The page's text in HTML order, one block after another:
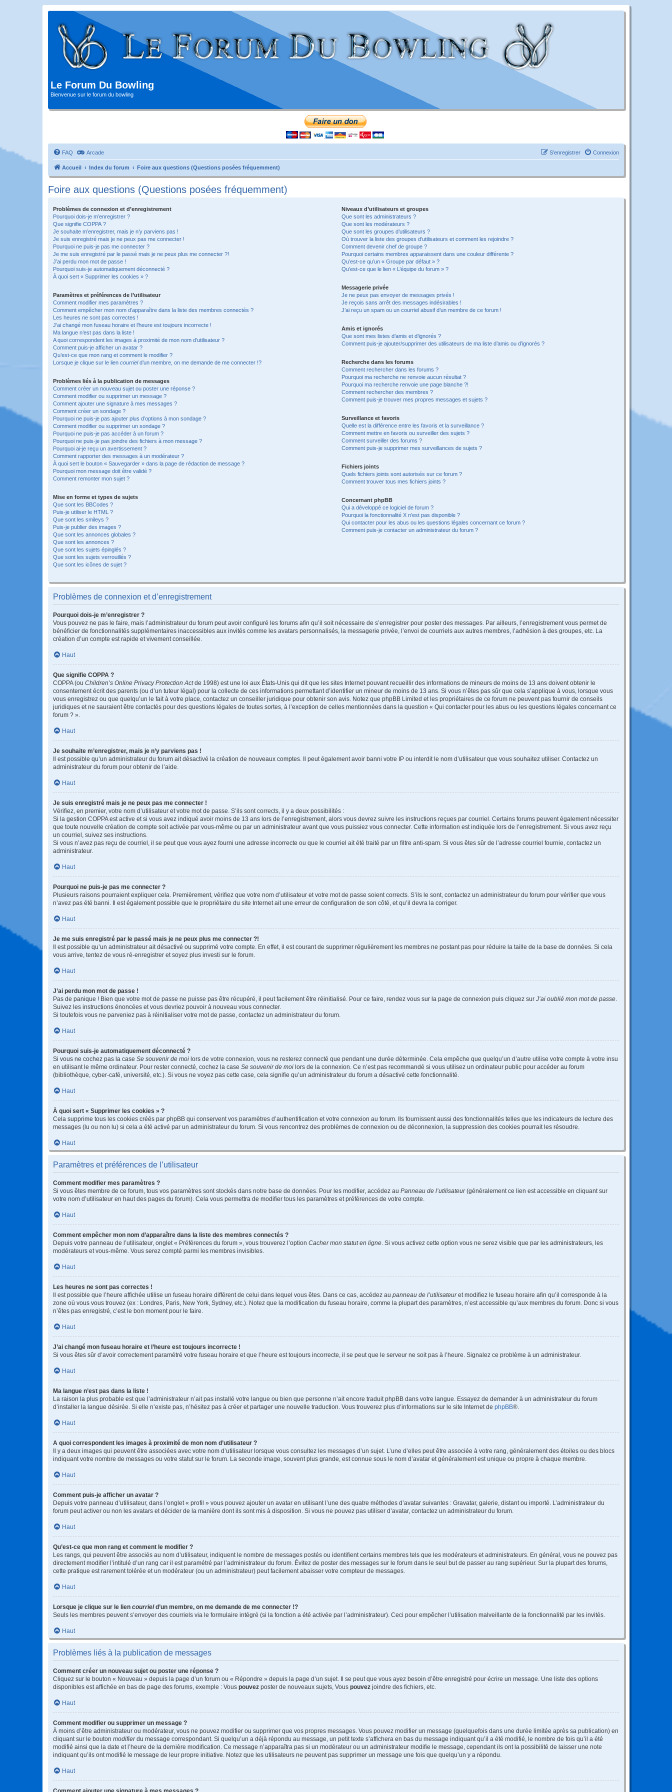
Le Forum Du Bowling
Bienvenue sur le forum du bowling
FAQ Arcade Connexion
S’enregistrer
Accueil Index du forum Foire aux questions (Questions posées fréquemment)
Foire aux questions (Questions posées fréquemment)
Problèmes de connexion et d’enregistrement
Pourquoi dois-je m’enregistrer ?
Que signifie COPPA ?
Je souhaite m’enregistrer, mais je n’y parviens pas !
Je suis enregistré mais je ne peux pas me connecter !
Pourquoi ne puis-je pas me connecter ?
Je me suis enregistré par le passé mais je ne peux plus me connecter ?!
J’ai perdu mon mot de passe !
Pourquoi suis-je automatiquement déconnecté ?
À quoi sert « Supprimer les cookies » ?
Paramètres et préférences de l’utilisateur
Comment modifier mes paramètres ?
Comment empêcher mon nom d’apparaître dans la liste des membres connectés ?
Les heures ne sont pas correctes !
J’ai changé mon fuseau horaire et l’heure est toujours incorrecte !
Ma langue n’est pas dans la liste !
A quoi correspondent les images à proximité de mon nom d’utilisateur ?
Comment puis-je afficher un avatar ?
Qu’est-ce que mon rang et comment le modifier ?
Lorsque je clique sur le lien courrield’un membre, on me demande de me connecter !?
Problèmes liés à la publication de messages
Comment créer un nouveau sujet ou poster une réponse ?
Comment modifier ou supprimer un message ?
Comment ajouter une signature à mes messages ?
Comment créer un sondage ?
Pourquoi ne puis-je pas ajouter plus d’options à mon sondage ?
Comment modifier ou supprimer un sondage ?
Pourquoi ne puis-je pas accéder à un forum ?
Pourquoi ne puis-je pas joindre des fichiers à mon message ?
Pourquoi ai-je reçu un avertissement ?
Comment rapporter des messages à un modérateur ?
À quoi sert le bouton « Sauvegarder » dans la page de rédaction de message ?
Pourquoi mon message doit être validé ?
Comment remonter mon sujet ?
Mise en forme et types de sujets
Que sont les BBCodes ?
Puis-je utiliser le HTML ?
Que sont les smileys ?
Puis-je publier des images ?
Que sont les annonces globales ?
Que sont les annonces ?
Que sont les sujets épinglés ?
Que sont les sujets verrouillés ?
Que sont les icônes de sujet ?
Niveaux d’utilisateurs et groupes
Que sont les administrateurs ?
Que sont les modérateurs ?
Que sont les groupes d’utilisateurs ?
Où trouver la liste des groupes d’utilisateurs et comment les rejoindre ?
Comment devenir chef de groupe ?
Pourquoi certains membres apparaissent dans une couleur différente ?
Qu’est-ce qu’un « Groupe par défaut » ?
Qu’est-ce que le lien « L’équipe du forum » ?
Messagerie privée
Je ne peux pas envoyer de messages privés !
Je reçois sans arrêt des messages indésirables !
J’ai reçu un spam ou un courriel abusif d’un membre de ce forum !
Amis et ignorés
Que sont mes listes d’amis et d’ignorés ?
Comment puis-je ajouter/supprimer des utilisateurs de ma liste d’amis ou d’ignorés ?
Recherche dans les forums
Comment rechercher dans les forums ?
Pourquoi ma recherche ne renvoie aucun résultat ?
Pourquoi ma recherche renvoie une page blanche ?!
Comment rechercher des membres ?
Comment puis-je trouver mes propres messages et sujets ?
Surveillance et favoris
Quelle est la différence entre les favoris et la surveillance ?
Comment mettre en favoris ou surveiller des sujets ?
Comment surveiller des forums ?
Comment puis-je supprimer mes surveillances de sujets ?
Fichiers joints
Quels fichiers joints sont autorisés sur ce forum ?
Comment trouver tous mes fichiers joints ?
Concernant phpBB
Qui a développé ce logiciel de forum ?
Pourquoi la fonctionnalité X n’est pas disponible ?
Qui contacter pour les abus ou les questions légales concernant ce forum ?
Comment puis-je contacter un administrateur du forum ?
Problèmes de connexion et d’enregistrement
Pourquoi dois-je m’enregistrer ?
Vous pouvez ne pas le faire, mais l’administrateur du forum peut avoir configuré les forums afin qu’il soit nécessaire de s’enregistrer pour poster des messages. Par ailleurs, l’enregistrement vous permet de
bénéficier de fonctionnalités supplémentaires inaccessibles aux invités comme les avatars personnalisés, la messagerie privée, l’envoi de courriels aux autres membres, l’adhésion à des groupes, etc. La
création d’un compte est rapide et vivement conseillée.
Haut
Que signifie COPPA ?
COPPA (ou Children’s Online Privacy Protection Actde 1998) est une loi aux États-Unis qui dit que les sites Internet pouvant recueillir des informations de mineurs de moins de 13 ans doivent obtenir le
consentement écrit des parents (ou d’un tuteur légal) pour la collecte de ces informations permettant d’identifier un mineur de moins de 13 ans. Si vous n’êtes pas sûr que cela s’applique à vous, lorsque vous
vous enregistrez ou que quelqu’un le fait à votre place, contactez un conseiller juridique pour obtenir son avis. Notez que phpBB Limited et les propriétaires de ce forum ne peuvent pas fournir de conseils
juridiques et ne sauraient être contactés pour des questions légales de toutes sortes, à l’exception de celles mentionnées dans la question « Qui contacter pour les abus ou les questions légales concernant ce
forum ? ».
Haut
Je souhaite m’enregistrer, mais je n’y parviens pas !
Il est possible qu’un administrateur du forum ait désactivé la création de nouveaux comptes. Il peut également avoir banni votre IP ou interdit le nom d’utilisateur que vous souhaitez utiliser. Contactez un
administrateur du forum pour obtenir de l’aide.
Haut
Je suis enregistré mais je ne peux pas me connecter !
Vérifiez, en premier, votre nom d’utilisateur et votre mot de passe. S’ils sont corrects, il y a deux possibilités :
Si la gestion COPPA est active et si vous avez indiqué avoir moins de 13 ans lors de l’enregistrement, alors vous devrez suivre les instructions reçues par courriel. Certains forums peuvent également nécessiter
que toute nouvelle création de compte soit activée par vous-même ou par un administrateur avant que vous puissiez vous connecter. Cette information est indiquée lors de l’enregistrement. Si vous avez reçu
un courriel, suivez ses instructions.
Si vous n’avez pas reçu de courriel, il se peut que vous ayez fourni une adresse incorrecte ou que le courriel ait été traité par un filtre anti-spam. Si vous êtes sûr de l’adresse courriel fournie, contactez un
administrateur.
Haut
Pourquoi ne puis-je pas me connecter ?
Plusieurs raisons pourraient expliquer cela. Premièrement, vérifiez que votre nom d’utilisateur et votre mot de passe soient corrects. S’ils le sont, contactez un administrateur du forum pour vérifier que vous
n’avez pas été banni. Il est également possible que le propriétaire du site Internet ait une erreur de configuration de son côté, et qu’il devra la corriger.
Haut
Je me suis enregistré par le passé mais je ne peux plus me connecter ?!
Il est possible qu’un administrateur ait désactivé ou supprimé votre compte. En effet, il est courant de supprimer régulièrement les membres ne postant pas pour réduire la taille de la base de données. Si cela
vous arrive, tentez de vous ré-enregistrer et soyez plus investi sur le forum.
Haut
J’ai perdu mon mot de passe !
Pas de panique ! Bien que votre mot de passe ne puisse pas être récupéré, il peut facilement être réinitialisé. Pour ce faire, rendez vous sur la page de connexion puis cliquez sur J’ai oublié mon mot de passe
Suivez les instructions énoncées et vous devriez pouvoir à nouveau vous connecter.
Si toutefois vous ne parveniez pas à réinitialiser votre mot de passe, contactez un administrateur du forum.
Haut
Pourquoi suis-je automatiquement déconnecté ?
Si vous ne cochez pas la case Se souvenir de moi lors de votre connexion, vous ne resterez connecté que pendant une durée déterminée. Cela empêche que quelqu’un d’autre utilise votre compte à votre insu
en utilisant le même ordinateur. Pour rester connecté, cochez la case Se souvenir de moi lors de la connexion. Ce n’est pas recommandé si vous utilisez un ordinateur public pour accéder au forum
(bibliothèque, cyber-café, université, etc.). Si vous ne voyez pas cette case, cela signifie qu’un administrateur du forum a désactivé cette fonctionnalité.
Haut
À quoi sert « Supprimer les cookies » ?
Cela supprime tous les cookies créés par phpBB qui conservent vos paramètres d’authentification et votre connexion au forum. Ils fournissent aussi des fonctionnalités telles que les indicateurs de lecture des
messages (lu ou non lu) si cela a été activé par un administrateur du forum. Si vous rencontrez des problèmes de connexion ou de déconnexion, la suppression des cookies pourrait les résoudre.
Haut
Paramètres et préférences de l’utilisateur
Comment modifier mes paramètres ?
Si vous êtes membre de ce forum, tous vos paramètres sont stockés dans notre base de données. Pour les modifier, accédez au Panneau de l’utilisateur(généralement ce lien est accessible en cliquant sur
votre nom d’utilisateur en haut des pages du forum). Cela vous permettra de modifier tous les paramètres et préférences de votre compte.
Haut
Comment empêcher mon nom d’apparaître dans la liste des membres connectés ?
Depuis votre panneau de l’utilisateur, onglet « Préférences du forum », vous trouverez l’option Cacher mon statut en ligne . Si vous activez cette option vous ne serez visible que par les administrateurs, les
modérateurs et vous-même. Vous serez compté parmi les membres invisibles.
Haut
Les heures ne sont pas correctes !
Il est possible que l’heure affichée utilise un fuseau horaire différent de celui dans lequel vous êtes. Dans ce cas, accédez au panneau de l’utilisateuret modifiez le fuseau horaire afin qu’il corresponde à la
zone où vous vous trouvez (ex : Londres, Paris, New York, Sydney, etc.). Notez que la modification du fuseau horaire, comme la plupart des paramètres, n’est accessible qu’aux membres du forum. Donc si vous
n’êtes pas enregistré, c’est le bon moment pour le faire.
Haut
J’ai changé mon fuseau horaire et l’heure est toujours incorrecte !
Si vous êtes sûr d’avoir correctement paramétré votre fuseau horaire et que l’heure est toujours incorrecte, il se peut que le serveur ne soit pas à l’heure. Signalez ce problème à un administrateur.
Haut
Ma langue n’est pas dans la liste !
La raison la plus probable est que l’administrateur n’ait pas installé votre langue ou bien que personne n’ait encore traduit phpBB dans votre langue. Essayez de demander à un administrateur du forum
d’installer la langue désirée. Si elle n’existe pas, n’hésitez pas à créer et partager une nouvelle traduction. Vous trouverez plus d’informations sur le site Internet de phpBB®.
Haut
A quoi correspondent les images à proximité de mon nom d’utilisateur ?
Il y a deux images qui peuvent être associées avec votre nom d’utilisateur lorsque vous consultez les messages d’un sujet. L’une d’elles peut être associée à votre rang, généralement des étoiles ou des blocs
indiquant votre nombre de messages ou votre statut sur le forum. La seconde image, souvent plus grande, est connue sous le nom d’avatar et généralement est unique ou propre à chaque membre.
Haut
Comment puis-je afficher un avatar ?
Depuis votre panneau d’utilisateur, dans l’onglet « profil » vous pouvez ajouter un avatar en utilisant l’une des quatre méthodes d’avatar suivantes : Gravatar, galerie, distant ou importé. L’administrateur du
forum peut activer ou non les avatars et décider de la manière dont ils sont mis à disposition. Si vous ne pouvez pas utiliser d’avatar, contactez un administrateur du forum.
Haut
Qu’est-ce que mon rang et comment le modifier ?
Les rangs, qui peuvent être associés au nom d’utilisateur, indiquent le nombre de messages postés ou identifient certains membres tels que les modérateurs et administrateurs. En général, vous ne pouvez pas
directement modifier l’intitulé d’un rang car il est paramétré par l’administrateur du forum. Évitez de poster des messages sur le forum dans le seul but de passer au rang supérieur. Sur la plupart des forums,
cette pratique est rarement tolérée et un modérateur (ou un administrateur) peut facilement abaisser votre compteur de messages.
Haut
Lorsque je clique sur le lien courrield’un membre, on me demande de me connecter !?
Seuls les membres peuvent s’envoyer des courriels via le formulaire intégré (si la fonction a été activée par l’administrateur). Ceci pour empêcher l’utilisation malveillante de la fonctionnalité par les invités.
Haut
Problèmes liés à la publication de messages
Comment créer un nouveau sujet ou poster une réponse ?
Cliquez sur le bouton « Nouveau » depuis la page d’un forum ou « Répondre » depuis la page d’un sujet. Il se peut que vous ayez besoin d’être enregistré pour écrire un message. Une liste des options
disponibles est affichée en bas de page des forums, exemple : Vous pouvez poster de nouveaux sujets, Vous pouvez joindre des fichiers, etc.
Haut
Comment modifier ou supprimer un message ?
À moins d’être administrateur ou modérateur, vous ne pouvez modifier ou supprimer que vos propres messages. Vous pouvez modifier un message (quelquefois dans une durée limitée après sa publication) en
cliquant sur le bouton modifierdu message correspondant. Si quelqu’un a déjà répondu au message, un petit texte s’affichera en bas du message indiquant qu’il a été modifié, le nombre de fois qu’il a été
modifié ainsi que la date et l’heure de la dernière modification. Ce message n’apparaîtra pas si un modérateur ou un administrateur modifie le message, cependant ils ont la possibilité de laisser une note
indiquant qu’ils ont modifié le message de leur propre initiative. Notez que les utilisateurs ne peuvent pas supprimer un message une fois que quelqu’un y a répondu.
Haut